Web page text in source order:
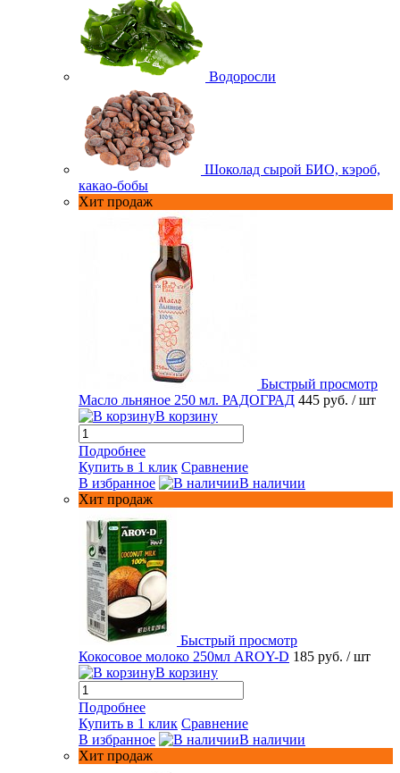
Водоросли
Шоколад сырой БИО, кэроб,
какао-бобы
Хит продаж
Быстрый просмотр
Масло льняное 250 мл. РАДОГРАД 445 руб. / шт
В корзину
Подробнее
Купить в 1 клик Сравнение
В избранное
В наличии
Хит продаж
Быстрый просмотр
Кокосовое молоко 250мл AROY-D 185 руб. / шт
В корзину
Подробнее
Купить в 1 клик Сравнение
В избранное
В наличии
Хит продаж